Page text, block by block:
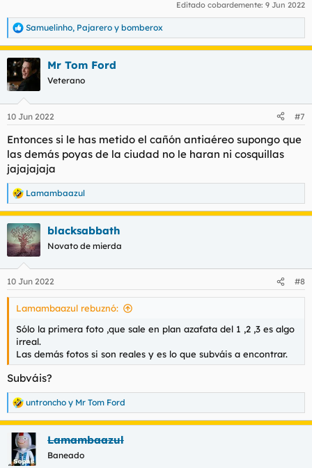
Editado cobardemente: 9 Jun 2022
R
e
a
c
c
i
e
:
Samuelinho, Pajarero y bomberox
Mr Tom Ford
Veterano
10 Jun 2022 #7
Entonces si le has metido el cañón antiaéreo supongo que
las demás poyas de la ciudad no le haran ni cosquillas
jajajajaja
R
e
a
c
c
i
e
s
Lamambaazul
blacksabbath
Novato de mierda
10 Jun 2022 #8
Lamambaazul rebuznó:
Sólo la primera foto ,que sale en plan azafata del 1 ,2 ,3 es algo
irreal.
Las demás fotos si son reales y es lo que subváis a encontrar.
Subváis?
R
e
a
c
c
i
untroncho y Mr Tom Ford
Lamambaazul
Baneado